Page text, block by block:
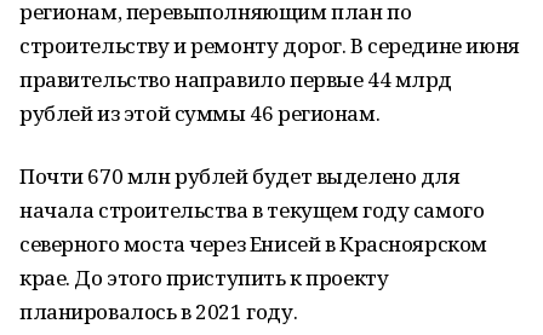
регионам, перевыполняющим план по
строительству и ремонту дорог. В середине июня
правительство направило первые 44 млрд
рублей из этой суммы 46 регионам.
Почти 670 млн рублей будет выделено для
начала строительства в текущем году самого
северного моста через Енисей в Красноярском
крае. До этого приступить к проекту
планировалось в 2021 году.